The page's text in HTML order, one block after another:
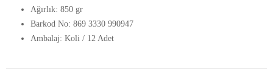
Ağırlık: 850 gr
Barkod No: 869 3330 990947
Ambalaj: Koli / 12 Adet